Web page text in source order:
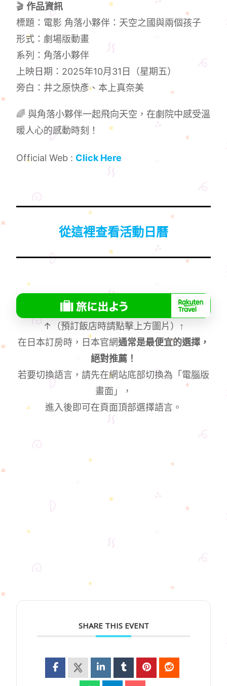
🎬作品資訊
標題：電影 角落小夥伴：天空之國與兩個孩子
形式：劇場版動畫
系列：角落小夥伴
上映日期：2025年10月31日（星期五）
旁白：井之原快彥、本上真奈美
🌈 與角落小夥伴一起飛向天空，在劇院中感受溫
暖人心的感動時刻！
Official Web : Click Here
從這裡查看活動日曆
↑（預訂飯店時請點擊上方圖片） ↑
在日本訂房時，日本官網通常是最便宜的選擇，
絕對推薦！
若要切換語言，請先在網站底部切換為「電腦版
畫面」，
進入後即可在頁面頂部選擇語言。
SHARE THIS EVENT